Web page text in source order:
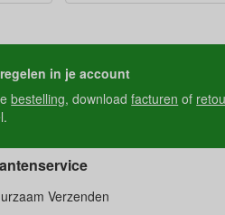
in je account
bestelling, downloadfacturen of
Verzenden